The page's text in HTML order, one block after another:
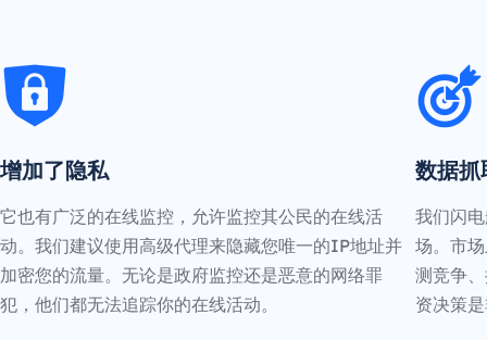
增加了隐私
它也有广泛的在线监控，允许监控其公民的在线活
动。我们建议使用高级代理来隐藏您唯一的IP地址并
加密您的流量。无论是政府监控还是恶意的网络罪
犯，他们都无法追踪你的在线活动。
数据抓
我们闪
场。市
测竞争
资决策